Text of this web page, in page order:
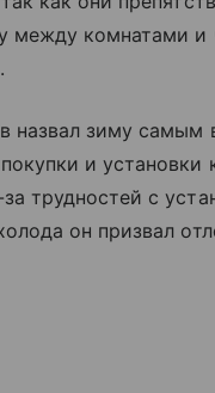
между комнатами
назвал зиму самым
и установки
трудностей с
он призвал